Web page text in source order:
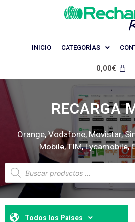
INICIO CATEGORÍAS
0,00€
RECARGA
Orange, Vodafone, Movistar,
Mobile, TIM, Lycamobile,
Todos los Países